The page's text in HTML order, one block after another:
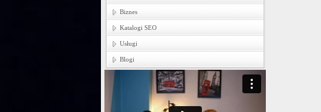
Biznes
Katalogi SEO
Usługi
Blogi